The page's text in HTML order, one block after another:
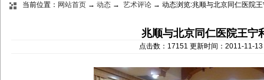
当前位置： 网站首页 → 动态 → 艺术评论 → 动态浏览:兆顺与北京同仁医院
兆顺与北京同仁医院王宁
点击数：17151 更新时间：2011-11-